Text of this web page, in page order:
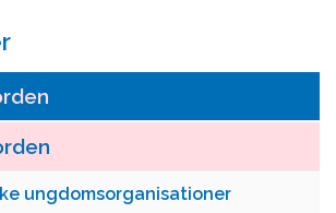
ungdomsorganisationer